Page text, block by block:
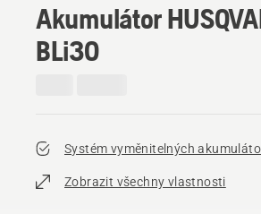
Akumulátor
BLi30
Systém vyměnitelných
Zobrazit všechny vlastnosti